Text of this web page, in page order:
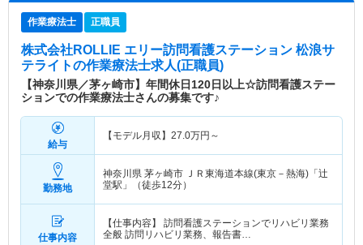
作業療法士 正職員
株式会社ROLLIE エリー訪問看護ステーション 松浪サ
テライトの作業療法士求人(正職員)
【神奈川県／茅ヶ崎市】年間休日120日以上☆訪問看護ステー
ションでの作業療法士さんの募集です♪
給与
【モデル月収】 27.0万円～
勤務地
神奈川県 茅ヶ崎市 ＪＲ東海道本線(東京－熱海)「辻
堂駅」（徒歩12分）
仕事内容
【仕事内容】 訪問看護ステーションでリハビリ業務
全般 訪問リハビリ業務、報告書…